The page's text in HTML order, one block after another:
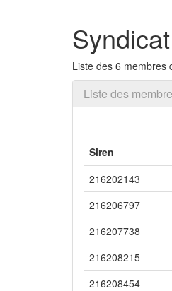
Liste des 6 membres
Liste des
Siren
216202143
216206797
216207738
216208215
216208454